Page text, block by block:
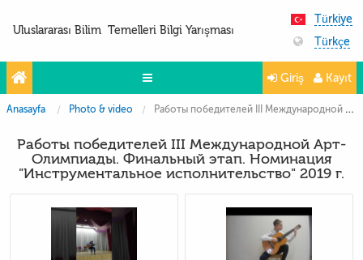
Uluslararası Bilim Temelleri Bilgi Yarışması
Türkiye
Türkçe
Yarışmalar
Projeler
Partnerler
Giriş Kayıt
Anasayfa Photo & video Работы победителей III Международной Арт-Олимпиады. Финальный этап. Номинация "Инструментальное исполнительство" 2019 г.
Работы победителей III Международной Арт-
Олимпиады. Финальный этап. Номинация
"Инструментальное исполнительство" 2019 г.